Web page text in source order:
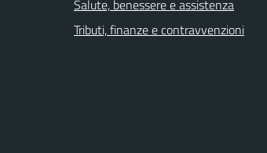
Salute, benessere e assistenza
Tributi, finanze e contravvenzioni